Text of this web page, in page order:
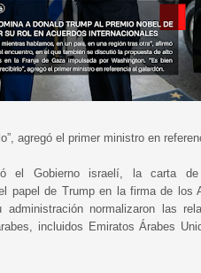
agregó el primer ministro en
el Gobierno israelí, la carta de
papel de Trump en la firma de los
administración normalizaron las
incluidos Emiratos Árabes